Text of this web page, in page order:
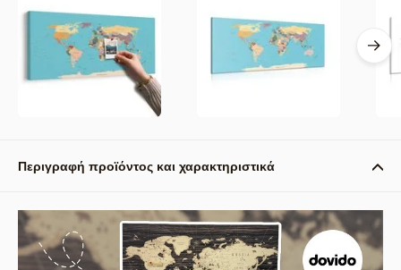
Περιγραφή προϊόντος και χαρακτηριστικά